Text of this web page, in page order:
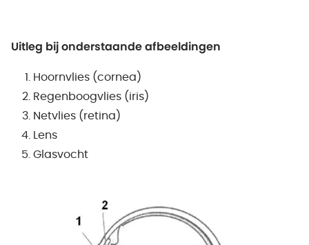
Uitleg bij onderstaande afbeeldingen
Hoornvlies (cornea)
Regenboogvlies (iris)
Netvlies (retina)
Lens
Glasvocht